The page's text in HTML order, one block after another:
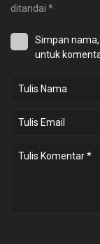
ditandai *
Simpan
untuk